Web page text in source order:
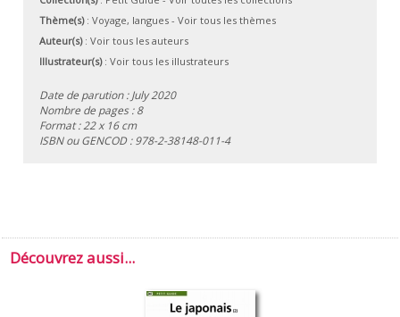
Thème(s): Voyage, langues- Voir tous les thèmes
Auteur(s): Voir tous les auteurs
Illustrateur(s): Voir tous les illustrateurs
Date de parution : July 2020
Nombre de pages : 8
Format : 22 x 16 cm
ISBN ou GENCOD :978-2-38148-011-4
Découvrez aussi...